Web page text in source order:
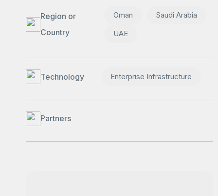
Region or
Country
Oman
Saudi Arabia
UAE
Technology Enterprise Infrastructure
Partners